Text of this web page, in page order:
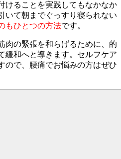
けることを実践してもなかなか
いて朝までぐっすり寝られない
もひとつの方法です。
肉の緊張を和らげるために、的
緩和へと導きます。セルフケア
ので、腰痛でお悩みの方はぜひ